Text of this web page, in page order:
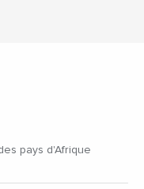
pays d'Afrique